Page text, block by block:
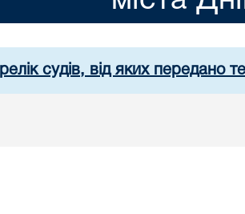
судів, від яких передано